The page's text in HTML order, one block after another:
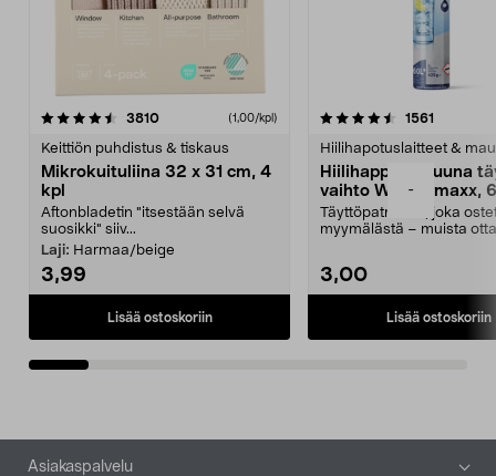
-
3810arvostelut (1,00/kpl)
Keittiön puhdistus & tiskaus
Mikrokuituliina 32 x 31 cm, 4
kpl
Aftonbladetin "itsestään selvä
suosikki" siiv...
Laji: Harmaa/beige
3,99
Lisää ostoskoriin
4.5viidestä
1561
Hiilihapotuslaitteet &
Hiilihappopatruuna
vaihto Wassermaxx,
Täyttöpatruuna, joka
myymälästä – muista
3,00
Lisää ostoskoriin
4.5viidestä
Alatunniste
Asiakaspalvelu